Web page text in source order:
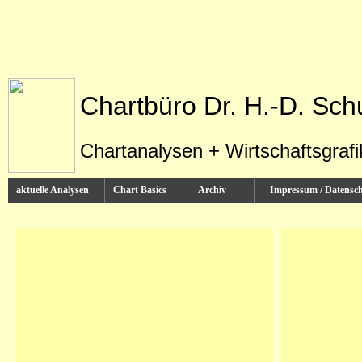
Chartbüro Dr. H.-D.
Chartanalysen +
aktuelle Analysen Chart Basics Archiv Impressum /